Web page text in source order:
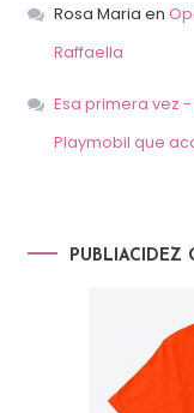
Rosa Maria en
Raffaella
Esa primera vez -
Playmobil que
PUBLIACIDEZ